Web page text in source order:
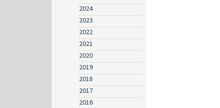
2024
2023
2022
2021
2020
2019
2018
2017
2016